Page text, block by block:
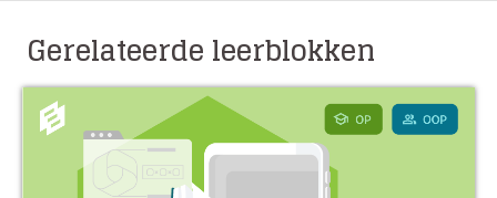
Gerelateerde leerblokken